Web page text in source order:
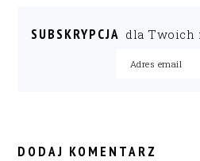
SUBSKRYPCJA dla Twoich
INTERACTIONS
DODAJ KOMENTARZ